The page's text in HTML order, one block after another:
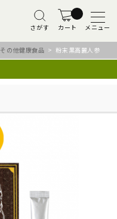
さがす カート メニュー
その他健康食品 > 粉末黒高麗人参